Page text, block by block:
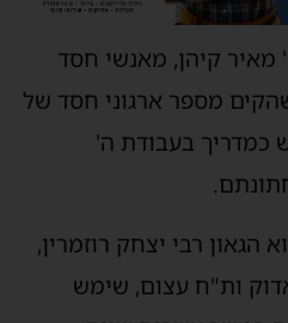
מאיר קיהן, מאנשי חסד
מספר ארגוני חסד של
כמדריך בעבודת ה'
הגאון רבי יצחק רוזמרין,
ות"ח עצום, שימש